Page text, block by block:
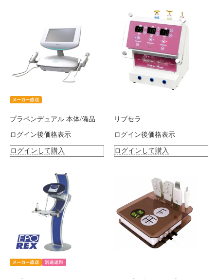
プラペンデュアル 本体/備品
ログイン後価格表示
ログインして購入
リブセラ
ログイン後価格表示
ログインして購入